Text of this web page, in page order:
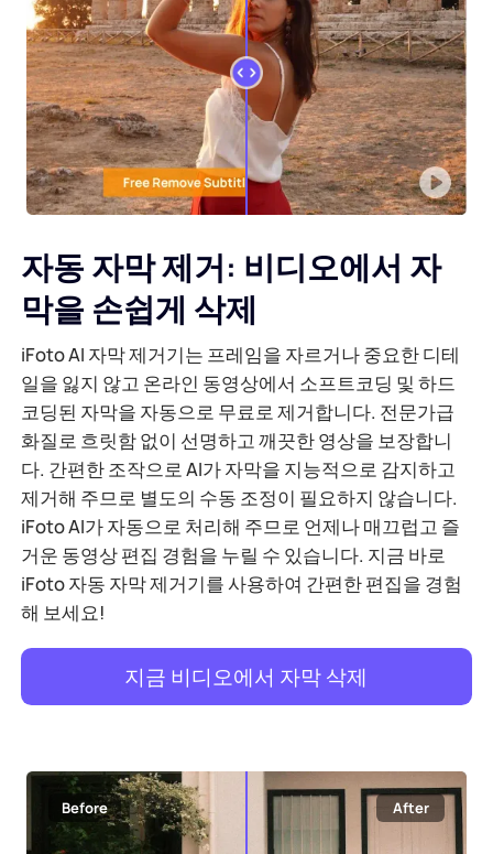
의류 리컬러링
AI 배경 생성기
온라인 배경 변경기
이미지 재저작권
AI 얼굴 생성기
AI 이미지 확장기
Shopify의 이미지 최적화 도구
이미지 브라이트너
PDF 번역기
PDF 온라인 압축
PDF 파일 온라인 병합
PDF를 Word로 온라인 변환
PDF를 Excel로 온라인 변환
JPG를 PDF로 온라인 변환
PDF를 JPG로
WORD를 JPG로
모든 도구 탐색
자동 자막 제거: 비디오에서 자
막을 손쉽게 삭제
iFoto AI 자막 제거기는 프레임을 자르거나 중요한 디테
일을 잃지 않고 온라인 동영상에서 소프트코딩 및 하드
코딩된 자막을 자동으로 무료로 제거합니다. 전문가급
화질로 흐릿함 없이 선명하고 깨끗한 영상을 보장합니
다. 간편한 조작으로 AI가 자막을 지능적으로 감지하고
제거해 주므로 별도의 수동 조정이 필요하지 않습니다.
iFoto AI가 자동으로 처리해 주므로 언제나 매끄럽고 즐
거운 동영상 편집 경험을 누릴 수 있습니다. 지금 바로
iFoto 자동 자막 제거기를 사용하여 간편한 편집을 경험
해 보세요!
지금 비디오에서 자막 삭제
Before After